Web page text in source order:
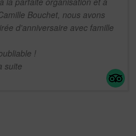
Bouchet, nous avons
d'anniversaire avec famille
!
suite